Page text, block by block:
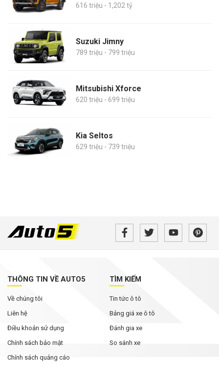
616 triệu - 1,202 tỷ
Suzuki Jimny
789 triệu - 799 triệu
Mitsubishi Xforce
620 triệu - 699 triệu
Kia Seltos
629 triệu - 739 triệu
THÔNG TIN VỀ AUTO5
Về chúng tôi
Liên hệ
Điều khoản sử dụng
Chính sách bảo mật
Chính sách quảng cáo
TÌM KIẾM
Tin tức ô tô
Bảng giá xe ô tô
Đánh gia xe
So sánh xe